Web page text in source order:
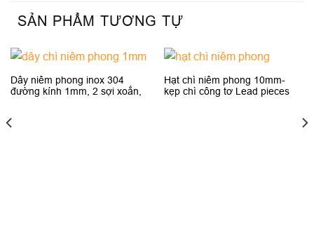
SẢN PHẨM TƯƠNG TỰ
Dây niêm phong inox 304
đường kính 1mm, 2 sợi xoắn,
Hạt chì niêm phong 10mm-
kẹp chì công tơ Lead pieces